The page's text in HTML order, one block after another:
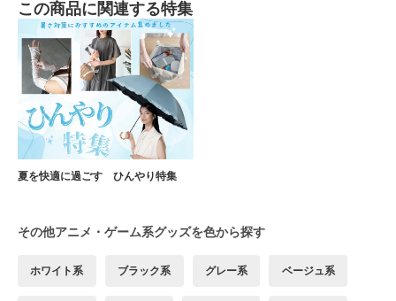
この商品に関連する特集
夏を快適に過ごす ひんやり特集
その他アニメ・ゲーム系グッズを色から探す
ホワイト系 ブラック系 グレー系 ベージュ系